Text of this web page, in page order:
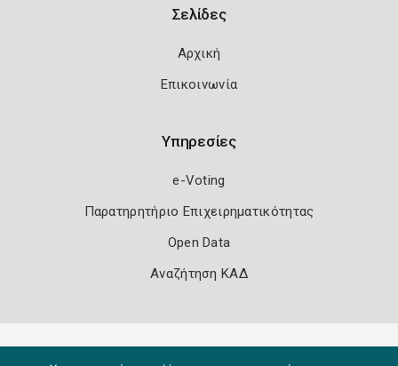
Σελίδες
Αρχική
Επικοινωνία
Υπηρεσίες
e-Voting
Παρατηρητήριο Επιχειρηματικότητας
Open Data
Αναζήτηση ΚΑΔ